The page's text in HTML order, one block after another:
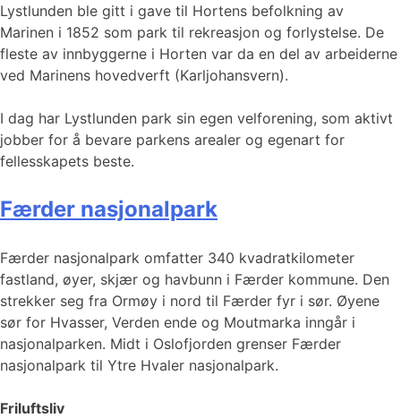
Lystlunden ble gitt i gave til Hortens befolkning av
Marinen i 1852 som park til rekreasjon og forlystelse. De
fleste av innbyggerne i Horten var da en del av arbeiderne
ved Marinens hovedverft (Karljohansvern).
I dag har Lystlunden park sin egen velforening, som aktivt
jobber for å bevare parkens arealer og egenart for
fellesskapets beste.
Færder nasjonalpark
Færder nasjonalpark omfatter 340 kvadratkilometer
fastland, øyer, skjær og havbunn i Færder kommune. Den
strekker seg fra Ormøy i nord til Færder fyr i sør. Øyene
sør for Hvasser, Verden ende og Moutmarka inngår i
nasjonalparken. Midt i Oslofjorden grenser Færder
nasjonalpark til Ytre Hvaler nasjonalpark.
Friluftsliv